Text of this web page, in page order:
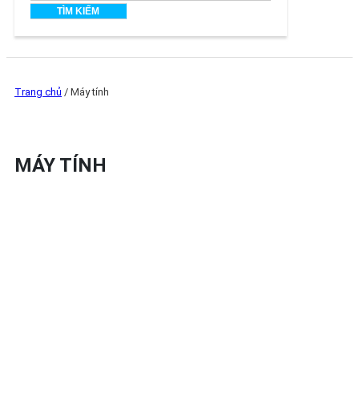
TÌM KIẾM
Trang chủ / Máy tính
MÁY TÍNH